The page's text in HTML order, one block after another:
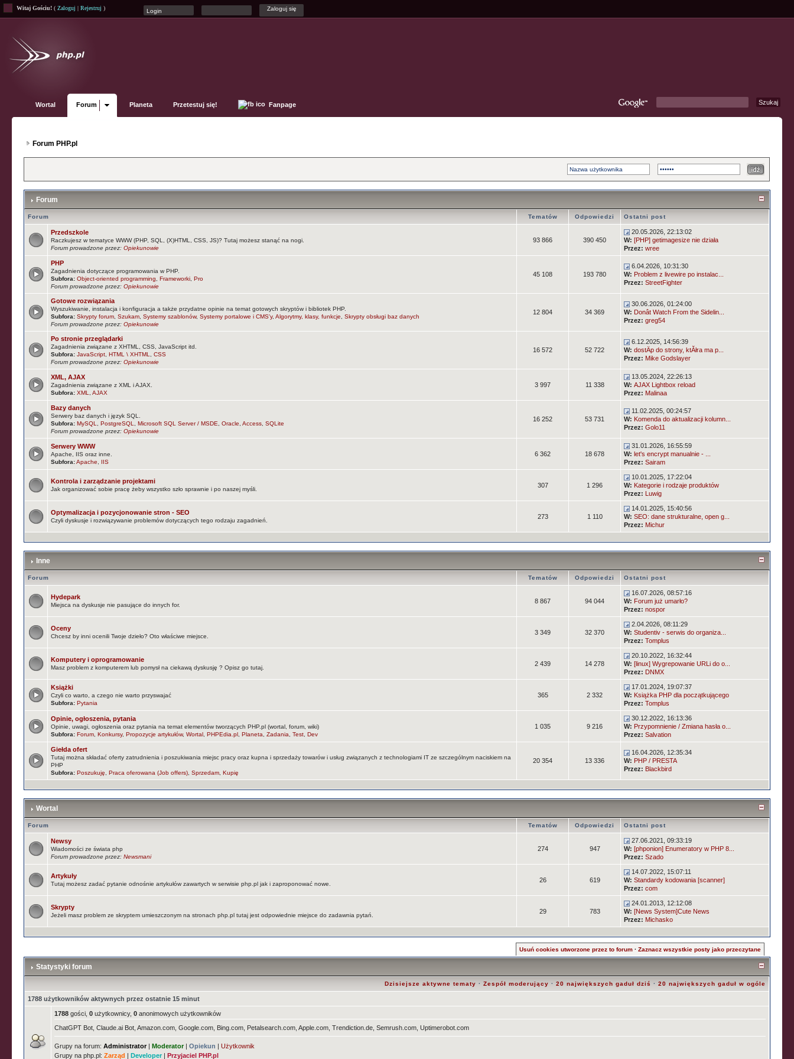
Witaj Gościu! ( Zaloguj | Rejestruj )
Wortal Forum Planeta Przetestuj się! Fanpage
Forum PHP.pl
Forum
Forum Tematów Odpowiedzi Ostatni post
Przedszkole
Raczkujesz w tematyce WWW (PHP, SQL, (X)HTML, CSS, JS)? Tutaj możesz stanąć na nogi.
Forum prowadzone przez:Opiekunowie
93 866 390 450
20.05.2026, 22:13:02
W: [PHP] getimagesize nie działa
Przez: wree
PHP
Zagadnienia dotyczące programowania w PHP.
Subfora: Object-oriented programming ,Frameworki ,Pro
Forum prowadzone przez:Opiekunowie
45 108 193 780
6.04.2026, 10:31:30
W: Problem z livewire po instalac...
Przez: StreetFighter
Gotowe rozwiązania
Wyszukiwanie, instalacja i konfiguracja a także przydatne opinie na temat gotowych skryptów i bibliotek PHP.
Subfora: Skrypty forum ,Szukam ,Systemy szablonów,Systemy portalowe i CMS'y,Algorytmy, klasy, funkcje ,Skrypty obsługi baz danych
Forum prowadzone przez:Opiekunowie
12 804 34 369
30.06.2026, 01:24:00
W: Donât Watch From the Sidelin...
Przez: greg54
Po stronie przeglądarki
Zagadnienia związane z XHTML, CSS, JavaScript itd.
Subfora: JavaScript ,HTML \ XHTML ,CSS
Forum prowadzone przez:Opiekunowie
16 572 52 722
6.12.2025, 14:56:39
W: dostÄp do strony, ktĂłra ma p...
Przez: Mike Godslayer
XML, AJAX
Zagadnienia związane z XML i AJAX.
Subfora: XML ,AJAX
3 997 11 338
13.05.2024, 22:26:13
W: AJAX Lightbox reload
Przez: Malinaa
Bazy danych
Serwery baz danych i język SQL.
Subfora: MySQL ,PostgreSQL ,Microsoft SQL Server / MSDE ,Oracle ,Access ,SQLite
Forum prowadzone przez:Opiekunowie
16 252 53 731
11.02.2025, 00:24:57
W: Komenda do aktualizacji kolumn...
Przez: Golo11
Serwery WWW
Apache, IIS oraz inne.
Subfora: Apache IIS
6 362 18 678
31.01.2026, 16:55:59
W: let's encrypt manualnie - ...
Przez: Sairam
Kontrola i zarządzanie projektami
Jak organizować sobie pracę żeby wszystko szło sprawnie i po naszej myśli.
307 1 296
10.01.2025, 17:22:04
W: Kategorie i rodzaje produktów
Przez: Luwig
Optymalizacja i pozycjonowanie stron - SEO
Czyli dyskusje i rozwiązywanie problemów dotyczących tego rodzaju zagadnień.
273 1 110
14.01.2025, 15:40:56
W: SEO: dane strukturalne, open g...
Przez: Michur
Inne
Forum Tematów Odpowiedzi Ostatni post
Hydepark
Miejsca na dyskusje nie pasujące do innych for.
8 867 94 044
16.07.2026, 08:57:16
W: Forum już umarło?
Przez: nospor
Oceny
Chcesz by inni ocenili Twoje dzieło? Oto właściwe miejsce.
3 349 32 370
2.04.2026, 08:11:29
W: Studentiv - serwis do organiza...
Przez: Tomplus
Komputery i oprogramowanie
Masz problem z komputerem lub pomysł na ciekawą dyskusję ? Opisz go tutaj.
2 439 14 278
20.10.2022, 16:32:44
W: [linux] Wygrepowanie URLi do o...
Przez: DNMX
Książki
Czyli co warto, a czego nie warto przyswajać
Subfora: Pytania
365 2 332
17.01.2024, 19:07:37
W: Książka PHP dla początkującego
Przez: Tomplus
Opinie, ogłoszenia, pytania
Opinie, uwagi, ogłoszenia oraz pytania na temat elementów tworzących PHP.pl (wortal, forum, wiki)
Subfora: Forum ,Konkursy,Propozycje artykułów,Wortal ,PHPEdia.pl ,Planeta ,Zadania ,Test ,Dev
1 035 9 216
30.12.2022, 16:13:36
W: Przypomnienie / Zmiana hasła o...
Przez: Salvation
Giełda ofert
Tutaj można składać oferty zatrudnienia i poszukiwania miejsc pracy oraz kupna i sprzedaży towarów i usług związanych z technologiami IT ze szczególnym naciskiem na
PHP
Subfora: Poszukuję ,Praca oferowana (Job offers) ,Sprzedam ,Kupię
20 354 13 336
16.04.2026, 12:35:34
W: PHP / PRESTA
Przez: Blackbird
Wortal
Forum Tematów Odpowiedzi Ostatni post
Newsy
Wiadomości ze świata php
Forum prowadzone przez:Newsmani
274 947
27.06.2021, 09:33:19
W: [phponion] Enumeratory w PHP 8...
Przez: Szado
Artykuły
Tutaj możesz zadać pytanie odnośnie artykułów zawartych w serwisie php.pl jak i zaproponować nowe.
26 619
14.07.2022, 15:07:11
W: Standardy kodowania [scanner]
Przez: com
Skrypty
Jeżeli masz problem ze skryptem umieszczonym na stronach php.pl tutaj jest odpowiednie miejsce do zadawnia pytań.
29 783
24.01.2013, 12:12:08
W: [News System]Cute News
Przez: Michasko
Usuń cookies utworzone przez to forum· Zaznacz wszystkie posty jako przeczytane
Statystyki forum
Dzisiejsze aktywne tematy ·Zespół moderujący ·20 największych gaduł dziś ·20 największych gaduł w ogóle
1788 użytkowników aktywnych przez ostatnie 15 minut
1788 gości,0 użytkownicy,0 anonimowych użytkowników
ChatGPT Bot, Claude.ai Bot, Amazon.com, Google.com, Bing.com, Petalsearch.com, Apple.com, Trendiction.de, Semrush.com, Uptimerobot.com
Grupy na forum:Administrator|Moderator|Opiekun |Użytkownik
Grupy na php.pl:Zarząd |Developer|Przyjaciel PHP.pl